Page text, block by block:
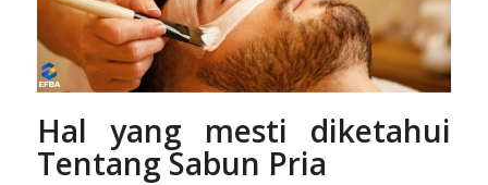
Hal yang mesti diketahui
Tentang Sabun Pria